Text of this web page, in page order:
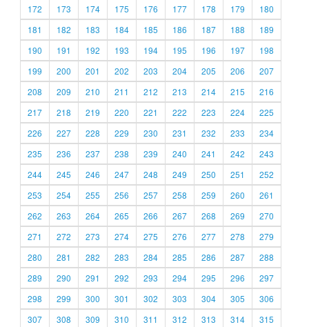
172
173 174 175 176 177 178 179
180
181
182 183 184 185 186 187 188
189
190
191 192 193 194 195 196 197
198
199
200 201 202 203 204 205 206
207
208
209 210 211 212 213 214 215
216
217
218 219 220 221 222 223 224
225
226
227 228 229 230 231 232 233
234
235
236 237 238 239 240 241 242
243
244
245 246 247 248 249 250 251
252
253
254 255 256 257 258 259 260
261
262
263 264 265 266 267 268 269
270
271
272 273 274 275 276 277 278
279
280
281 282 283 284 285 286 287
288
289
290 291 292 293 294 295 296
297
298
299 300 301 302 303 304 305
306
307
308 309 310 311 312 313 314 315